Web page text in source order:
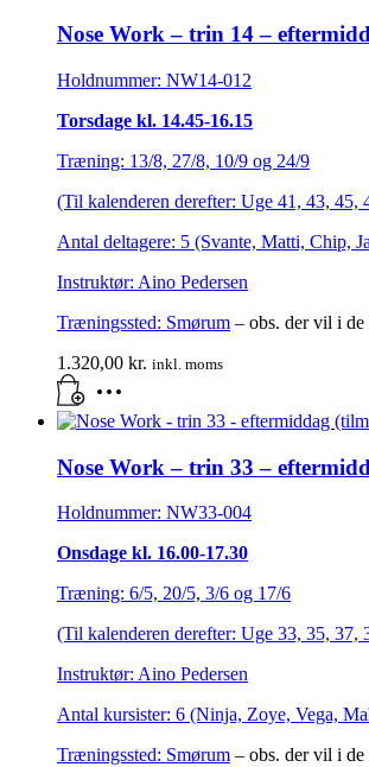
Nose Work – trin 14 –
Holdnummer: NW14-012
Torsdage kl. 14.45-16.15
Træning: 13/8, 27/8, 10/9 og 24/9
(Til kalenderen derefter: Uge 41, 43, 45,
Antal deltagere: 5 (Svante, Matti, Chip,
Instruktør: Aino Pedersen
Træningssted: Smørum – obs. der vil i de
1.320,00 kr. inkl. moms
Nose Work – trin 33 –
Holdnummer: NW33-004
Onsdage kl. 16.00-17.30
Træning: 6/5, 20/5, 3/6 og 17/6
(Til kalenderen derefter: Uge 33, 35,
Instruktør: Aino Pedersen
Antal kursister: 6 (Ninja, Zoye, Vega,
Træningssted: Smørum – obs. der vil i